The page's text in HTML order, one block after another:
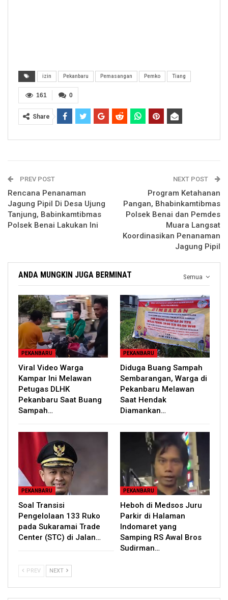
izin Pekanbaru Pemasangan Pemko Tiang
0
161
Share
PREV POST
Rencana Penanaman
Jagung Pipil Di Desa Ujung
Tanjung, Babinkamtibmas
Polsek Benai Lakukan Ini
NEXT POST
Program Ketahanan
Pangan, Bhabinkamtibmas
Polsek Benai dan Pemdes
Muara Langsat
Koordinasikan Penanaman
Jagung Pipil
Semua
ANDA MUNGKIN JUGA BERMINAT
PEKANBARU
Viral Video Warga
Kampar Ini Melawan
Petugas DLHK
Pekanbaru Saat Buang
Sampah…
PEKANBARU
Diduga Buang Sampah
Sembarangan, Warga di
Pekanbaru Melawan
Saat Hendak
Diamankan…
PEKANBARU
Soal Transisi
Pengelolaan 133 Ruko
pada Sukaramai Trade
Center (STC) di Jalan…
PEKANBARU
Heboh di Medsos Juru
Parkir di Halaman
Indomaret yang
Samping RS Awal Bros
Sudirman…
PREV NEXT